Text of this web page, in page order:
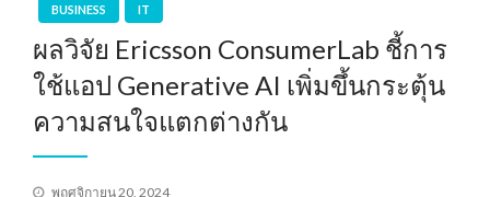
BUSINESS IT
ผลวิจัย Ericsson ConsumerLab ชี้การ
ใช้แอป Generative AI เพิ่มขึ้นกระตุ้น
ความสนใจแตกต่างกัน
Posted
พฤศจิกายน 20, 2024